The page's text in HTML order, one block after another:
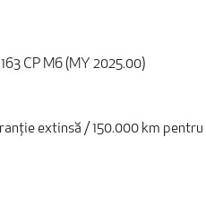
CP M6 (MY 2025.00)
extinsă / 150.000 km